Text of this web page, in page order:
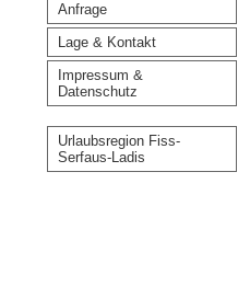
Anfrage
Lage & Kontakt
Impressum &
Datenschutz
Urlaubsregion Fiss-
Serfaus-Ladis